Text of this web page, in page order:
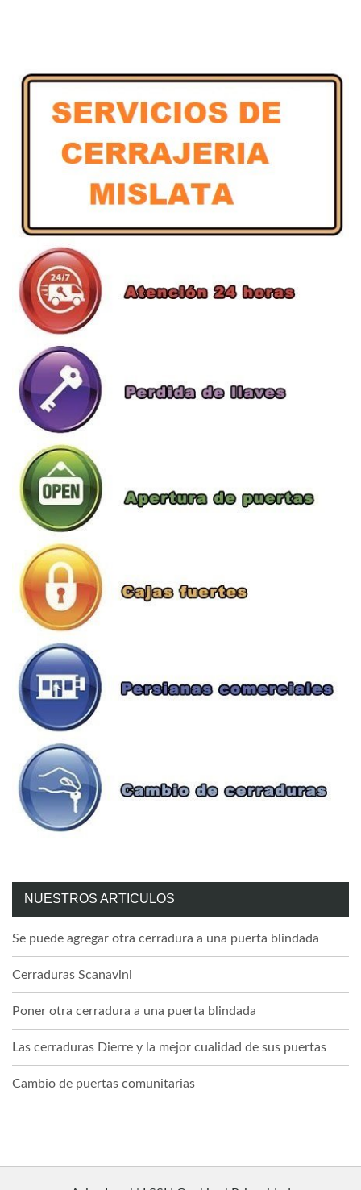
NUESTROS ARTICULOS
Se puede agregar otra cerradura a una puerta blindada
Cerraduras Scanavini
Poner otra cerradura a una puerta blindada
Las cerraduras Dierre y la mejor cualidad de sus puertas
Cambio de puertas comunitarias